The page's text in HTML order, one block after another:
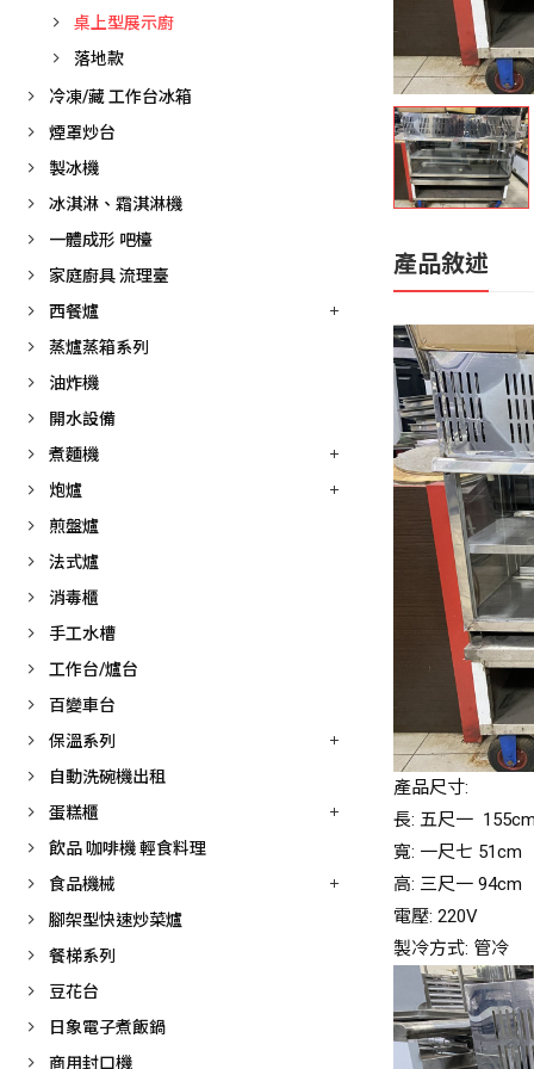
桌上型展示廚
落地款
冷凍/藏 工作台冰箱
煙罩炒台
製冰機
冰淇淋、霜淇淋機
一體成形 吧檯
家庭廚具 流理臺
西餐爐
蒸爐蒸箱系列
油炸機
開水設備
煮麵機
炮爐
煎盤爐
法式爐
消毒櫃
手工水槽
工作台/爐台
百變車台
保溫系列
自動洗碗機出租
蛋糕櫃
飲品 咖啡機 輕食料理
食品機械
腳架型快速炒菜爐
餐梯系列
豆花台
日象電子煮飯鍋
商用封口機
產品敘述
產品尺寸:
長: 五尺一
寬: 一尺七 51cm
高: 三尺一 94cm
電壓: 220V
製冷方式: 管冷